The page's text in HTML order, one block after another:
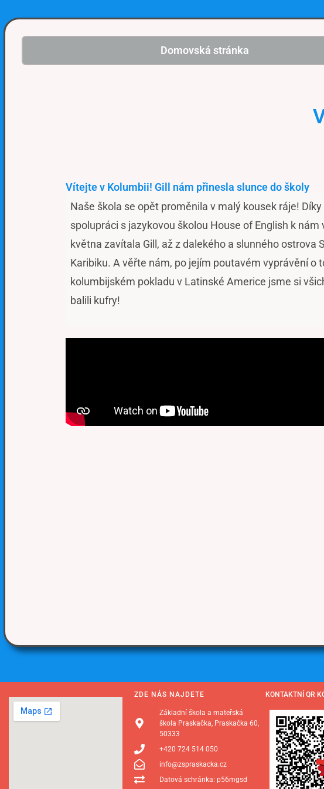
Domovská stránka
Vítejte v Kolumbii! Gill nám přinesla slunce do školy
Naše škola se opět proměnila v malý kousek ráje! Díky
spolupráci s jazykovou školou House of English k nám
května zavítala Gill, až z dalekého a slunného ostrova
Karibiku. A věřte nám, po jejím poutavém vyprávění o
kolumbijském pokladu v Latinské Americe jsme si
balili kufry!
ZDE NÁS NAJDETE
Základní škola a mateřská
škola Praskačka, Praskačka 60,
50333
+420 724 514 050
info@zspraskacka.cz
Datová schránka: p56mgsd
KONTAKTNÍ QR